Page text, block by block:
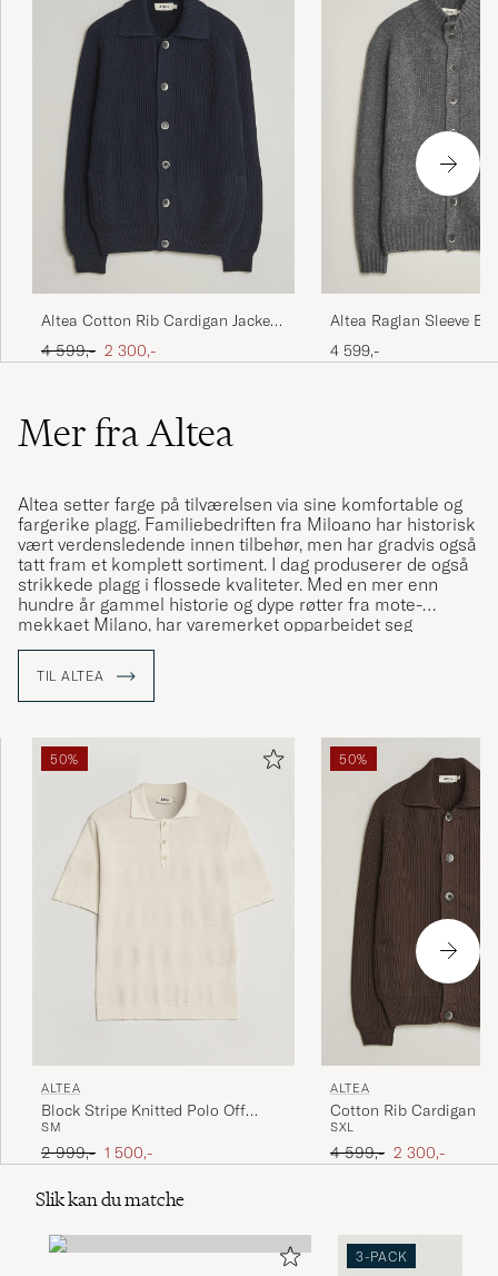
Altea Cotton Rib Cardigan Jacket
Navy
Ordinær pris
4 599,- Nedsatt pris
2 300,-
Altea Raglan Sleeve
Cardigan Grey Melange
4 599,-
Mer fra Altea
Altea setter farge på tilværelsen via sine komfortable og
fargerike plagg. Familiebedriften fra Miloano har historisk
vært verdensledende innen tilbehør, men har gradvis også
tatt fram et komplett sortiment. I dag produserer de også
strikkede plagg i flossede kvaliteter. Med en mer enn
hundre år gammel historie og dype røtter fra mote-
mekkaet Milano, har varemerket opparbeidet seg
troverdighet og respekt når det gjelder både design og
TIL ALTEA
50%
ALTEA
Block Stripe Knitted Polo Off
White
SM
Ordinær pris
2 999,- Nedsatt pris
1 500,-
50%
ALTEA
Cotton Rib Cardigan
Brown
SXL
Ordinær pris
4 599,- Nedsatt pris
2 300,-
Slik kan du matche
3-PACK